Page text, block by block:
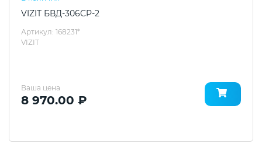
VIZIT БВД-306CP-2
Артикул: 168231*
VIZIT
Ваша цена
8 970.00 ₽